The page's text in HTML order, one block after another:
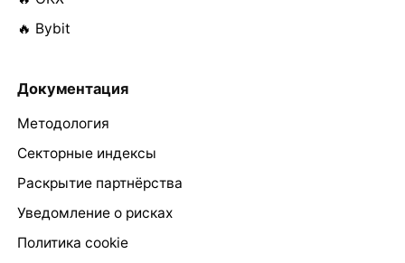
🔥 Bybit
Документация
Методология
Секторные индексы
Раскрытие партнёрства
Уведомление о рисках
Политика cookie